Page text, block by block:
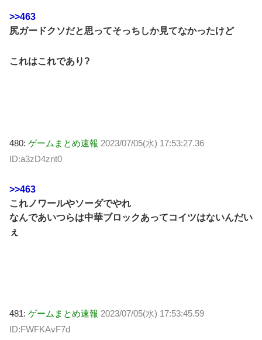
>>463
尻ガードクソだと思ってそっちしか見てなかったけど
これはこれであり?
480: ゲームまとめ速報 2023/07/05(水) 17:53:27.36
ID:a3zD4znt0
>>463
これノワールやソーダでやれ
なんであいつらは中華ブロックあってコイツはないんだい
ぇ
481: ゲームまとめ速報 2023/07/05(水) 17:53:45.59
ID:FWFKAvF7d